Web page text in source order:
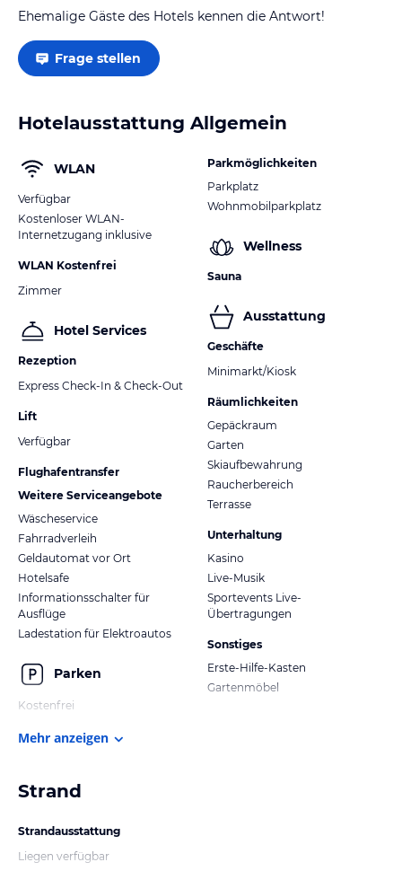
Ehemalige Gäste des Hotels kennen die Antwort!
Frage stellen
Hotelausstattung Allgemein
WLAN
Verfügbar
Kostenloser WLAN-
Internetzugang inklusive
WLAN Kostenfrei
Zimmer
Hotel Services
Rezeption
Express Check-In & Check-Out
Lift
Verfügbar
Flughafentransfer
Weitere Serviceangebote
Wäscheservice
Fahrradverleih
Geldautomat vor Ort
Hotelsafe
Informationsschalter für
Ausflüge
Ladestation für Elektroautos
Parken
Kostenfrei
Parkmöglichkeiten
Parkplatz
Wohnmobilparkplatz
Wellness
Sauna
Ausstattung
Geschäfte
Minimarkt/Kiosk
Räumlichkeiten
Gepäckraum
Garten
Skiaufbewahrung
Raucherbereich
Terrasse
Unterhaltung
Kasino
Live-Musik
Sportevents Live-
Übertragungen
Sonstiges
Erste-Hilfe-Kasten
Gartenmöbel
Mehr anzeigen
Strand
Strandausstattung
Liegen verfügbar